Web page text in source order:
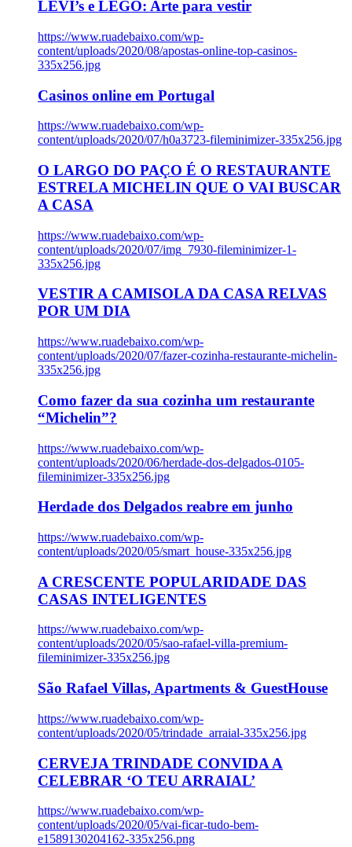
LEVI’s e LEGO: Arte para vestir
https://www.ruadebaixo.com/wp-
content/uploads/2020/08/apostas-online-top-casinos-
335x256.jpg
Casinos online em Portugal
https://www.ruadebaixo.com/wp-
content/uploads/2020/07/h0a3723-fileminimizer-335x256.jpg
O LARGO DO PAÇO É O RESTAURANTE
ESTRELA MICHELIN QUE O VAI BUSCAR
A CASA
https://www.ruadebaixo.com/wp-
content/uploads/2020/07/img_7930-fileminimizer-1-
335x256.jpg
VESTIR A CAMISOLA DA CASA RELVAS
POR UM DIA
https://www.ruadebaixo.com/wp-
content/uploads/2020/07/fazer-cozinha-restaurante-michelin-
335x256.jpg
Como fazer da sua cozinha um restaurante
“Michelin”?
https://www.ruadebaixo.com/wp-
content/uploads/2020/06/herdade-dos-delgados-0105-
fileminimizer-335x256.jpg
Herdade dos Delgados reabre em junho
https://www.ruadebaixo.com/wp-
content/uploads/2020/05/smart_house-335x256.jpg
A CRESCENTE POPULARIDADE DAS
CASAS INTELIGENTES
https://www.ruadebaixo.com/wp-
content/uploads/2020/05/sao-rafael-villa-premium-
fileminimizer-335x256.jpg
São Rafael Villas, Apartments & GuestHouse
https://www.ruadebaixo.com/wp-
content/uploads/2020/05/trindade_arraial-335x256.jpg
CERVEJA TRINDADE CONVIDA A
CELEBRAR ‘O TEU ARRAIAL’
https://www.ruadebaixo.com/wp-
content/uploads/2020/05/vai-ficar-tudo-bem-
e1589130204162-335x256.png